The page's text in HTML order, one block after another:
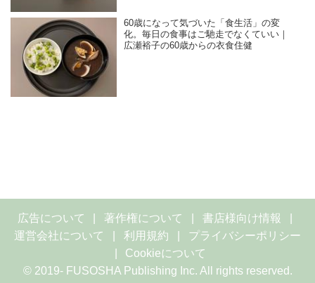
60歳になって気づいた「食生活」の変
化。毎日の食事はご馳走でなくていい｜
広瀬裕子の60歳からの衣食住健
広告について 著作権について
書店様向け情報
運営会社について
利用規約
プライバシーポリシー
Cookieについて
© 2019- FUSOSHA Publishing Inc. All rights reserved.